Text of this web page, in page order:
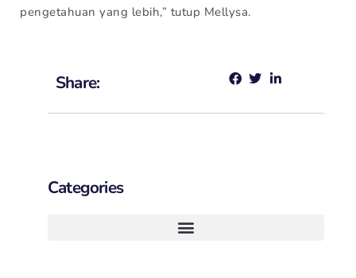
pengetahuan yang lebih,” tutup Mellysa.
Share:
Categories